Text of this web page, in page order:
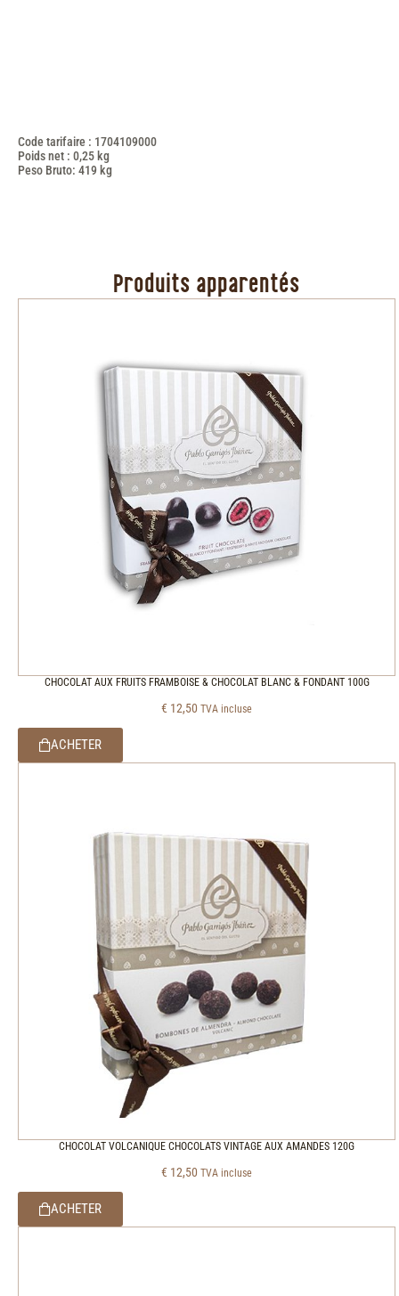
Code tarifaire : 1704109000
Poids net : 0,25 kg
Peso Bruto: 419 kg
Produits apparentés
CHOCOLAT AUX FRUITS FRAMBOISE & CHOCOLAT BLANC & FONDANT 100G
€ 12,50 TVA incluse
ACHETER
CHOCOLAT VOLCANIQUE CHOCOLATS VINTAGE AUX AMANDES 120G
€ 12,50 TVA incluse
ACHETER